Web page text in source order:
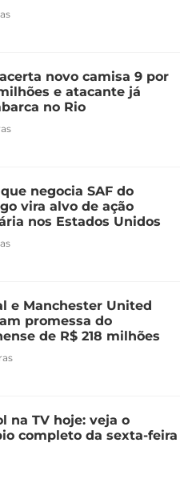
novo camisa 9 por
e atacante já
no Rio
negocia SAF do
vira alvo de ação
nos Estados Unidos
e Manchester United
promessa do
de R$ 218 milhões
na TV hoje: veja o
completo da sexta-feira